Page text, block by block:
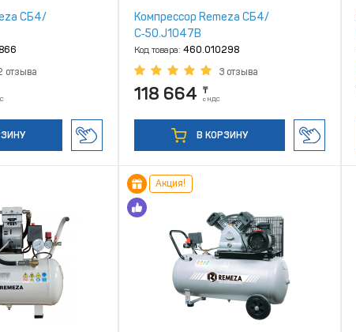
СБ4/
отзыва
Компрессор Remeza СБ4/
С‑50.J1047В
Код товара: 460.010298
3 отзыва
118 664 ₸
с НДС
В КОРЗИНУ
Акция!